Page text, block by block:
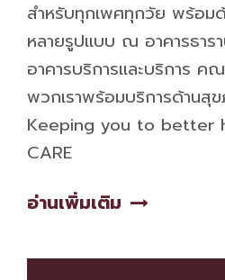
สำหรับทุกเพศทุกวัย พร้อม
หลายรูปแบบ ณ อาคารธาร
อาคารบริการและบริการ ค
พวกเราพร้อมบริการด้านสุ
Keeping you to better
CARE
อ่านเพิ่มเติม